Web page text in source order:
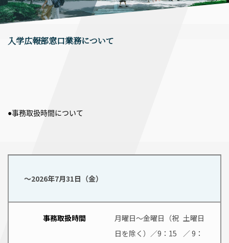
入学広報部窓口業務について
●事務取扱時間について
～2026年7月31日（金）
事務取扱時間
月曜日～金曜日（祝
日を除く）／9：15
土曜日
／ 9：